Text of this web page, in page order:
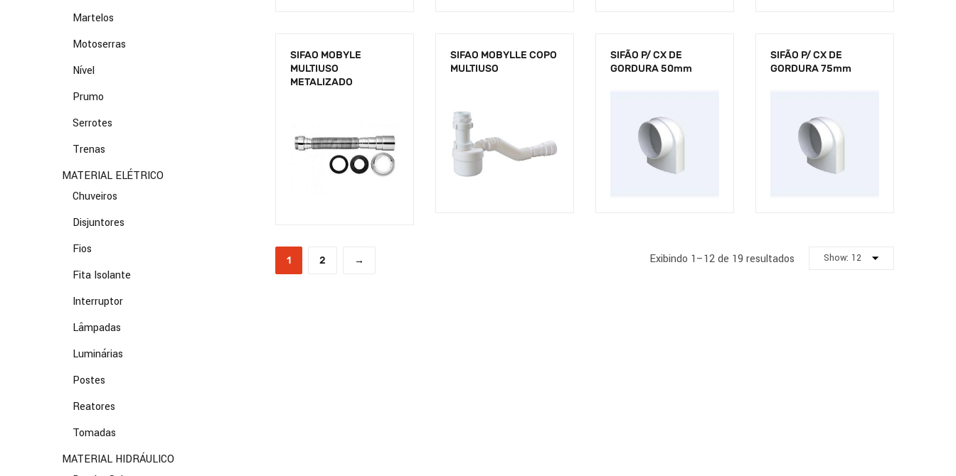
Martelos
Motoserras
Nível
Prumo
Serrotes
Trenas
MATERIAL ELÉTRICO
Chuveiros
Disjuntores
Fios
Fita Isolante
Interruptor
Lâmpadas
Luminárias
Postes
Reatores
Tomadas
MATERIAL HIDRÁULICO
SIFAO MOBYLE
MULTIUSO
METALIZADO
SIFAO MOBYLLE COPO
MULTIUSO
SIFÃO P/ CX DE
GORDURA 50mm
SIFÃO P/ CX DE
GORDURA 75mm
1 2 → Exibindo 1–12 de 19 resultados